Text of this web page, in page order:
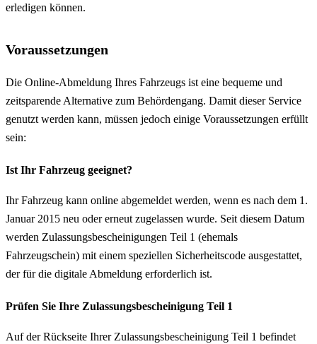
erledigen können.
Voraussetzungen
Die Online-Abmeldung Ihres Fahrzeugs ist eine bequeme und
zeitsparende Alternative zum Behördengang. Damit dieser Service
genutzt werden kann, müssen jedoch einige Voraussetzungen erfüllt
sein:
Ist Ihr Fahrzeug geeignet?
Ihr Fahrzeug kann online abgemeldet werden, wenn es nach dem 1.
Januar 2015 neu oder erneut zugelassen wurde. Seit diesem Datum
werden Zulassungsbescheinigungen Teil 1 (ehemals
Fahrzeugschein) mit einem speziellen Sicherheitscode ausgestattet,
der für die digitale Abmeldung erforderlich ist.
Prüfen Sie Ihre Zulassungsbescheinigung Teil 1
Auf der Rückseite Ihrer Zulassungsbescheinigung Teil 1 befindet